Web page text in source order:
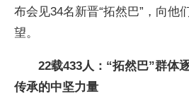
布会见34名新晋“拓然巴”，向他
望。
22载433人：“拓然巴”群体
传承的中坚力量